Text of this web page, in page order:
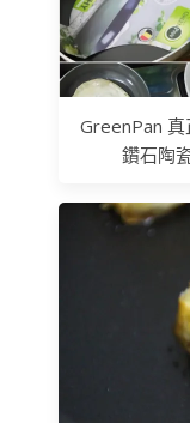
GreenPan
鑽石陶